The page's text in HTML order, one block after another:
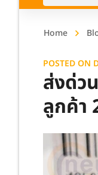
Home
POSTED ON
ส่งด่ว
ลูกค้า